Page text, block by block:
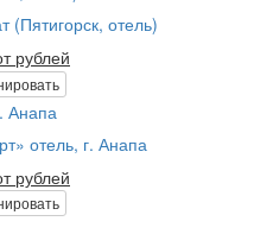
(Пятигорск, отель)
рублей
отель, г. Анапа
рублей